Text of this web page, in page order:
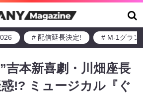
# 配信延長決定! # M-1グラン
吉本新喜劇・川畑座長
!? ミュージカル『ぐ